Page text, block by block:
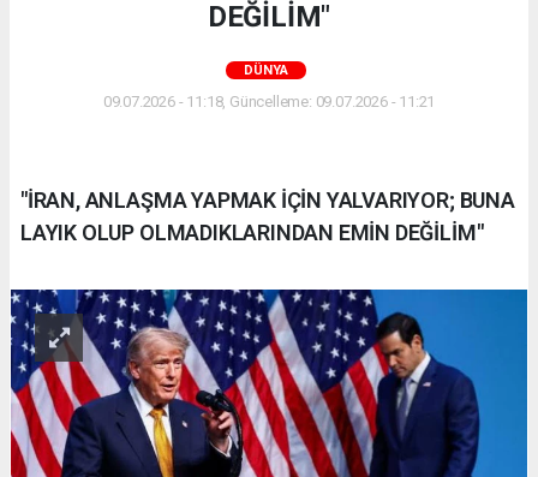
DEĞİLİM"
DÜNYA
09.07.2026 - 11:18, Güncelleme: 09.07.2026 - 11:21
"İRAN, ANLAŞMA YAPMAK İÇİN YALVARIYOR; BUNA
LAYIK OLUP OLMADIKLARINDAN EMİN DEĞİLİM"